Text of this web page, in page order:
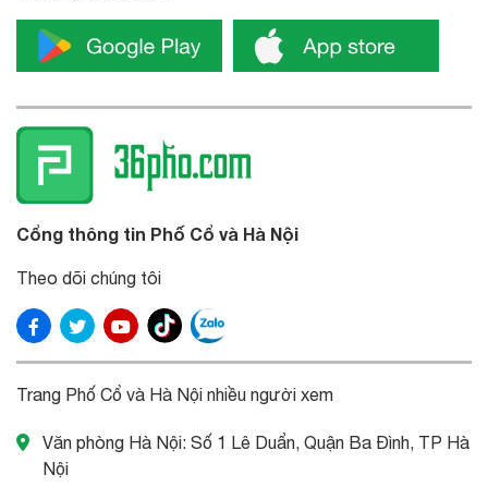
Cổng thông tin Phố Cổ và Hà Nội
Theo dõi chúng tôi
Trang Phố Cổ và Hà Nội nhiều người xem
Văn phòng Hà Nội: Số 1 Lê Duẩn, Quận Ba Đình, TP Hà
Nội